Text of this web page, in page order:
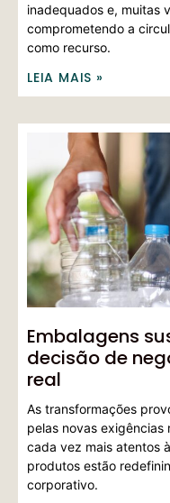
inadequados e, muitas
comprometendo a
como recurso.
LEIA MAIS »
Embalagens
decisão de
real
As transformações
pelas novas exigências
cada vez mais atentos
produtos estão
corporativo.